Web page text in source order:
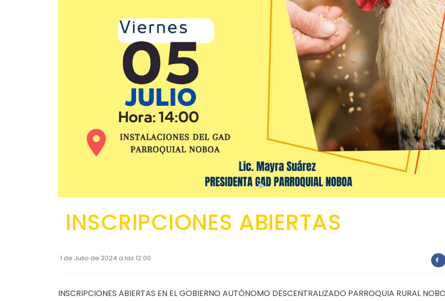
INSCRIPCIONES ABIERTAS
1 de Julio de 2024 a las 12:00
INSCRIPCIONES ABIERTAS EN EL GOBIERNO AUTÓNOMO DESCENTRALIZADO PARROQUIA RURAL